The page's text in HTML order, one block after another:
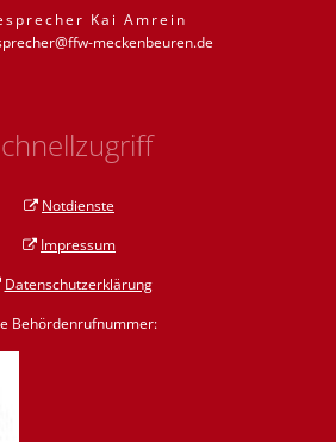
Kai Amrein
meckenbeuren.de
Notdienste
Impressum
Datenschutzerklärung
Behördenrufnummer: